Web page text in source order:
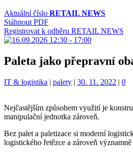
Aktuální číslo RETAIL NEWS
Stáhnout PDF
Registrovat k odběru RETAIL NEWS
Paleta jako přepravní
Kategorie:
IT & logistika | Štítky:
palety | 30. 11. 2022 | 0
Nejčastějším způsobem využití je
manipulační jednotka zároveň.
Bez palet a paletizace si moderní
logistického řetězce a zároveň